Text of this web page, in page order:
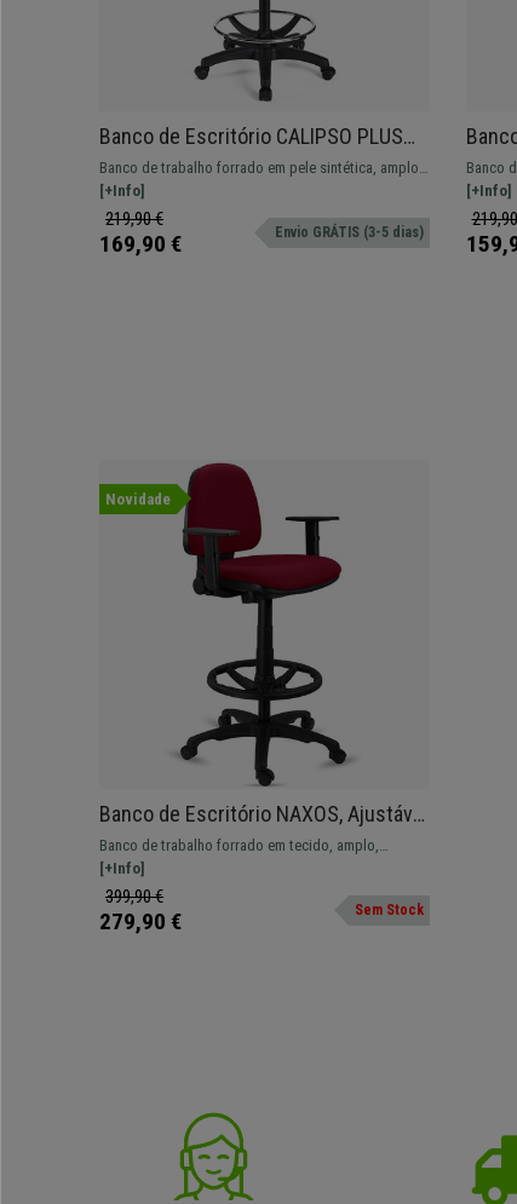
Banco de Escritório CALIPSO PLUS
PELE, Encosto ajustável, Bom
Acolchoado em Pele, cor Azul
Banco de trabalho forrado em pele sintética, amplo,
resistente e confortável com repousa pés e apoia
braços. Ajustável e adaptável para uso profissional.
[+Info]
219,90 €
169,90 € Envio GRÁTIS (3-5 dias)
em
Banco
[+Info]
Novidade
Banco de Escritório NAXOS, Ajustável
em Altura, Com Apoia Pés, Em Pano,
Bordeaux
Banco de trabalho forrado em tecido, amplo,
resistente e confortável. Ajustável e adaptável para
uso profissional.
[+Info]
399,90 €
279,90 € Sem Stock